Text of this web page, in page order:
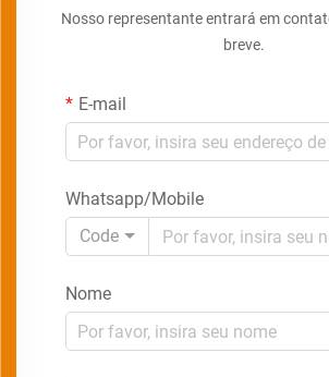
Nosso representante entrará em
breve.
E-mail
Whatsapp/Mobile
Code
Nome